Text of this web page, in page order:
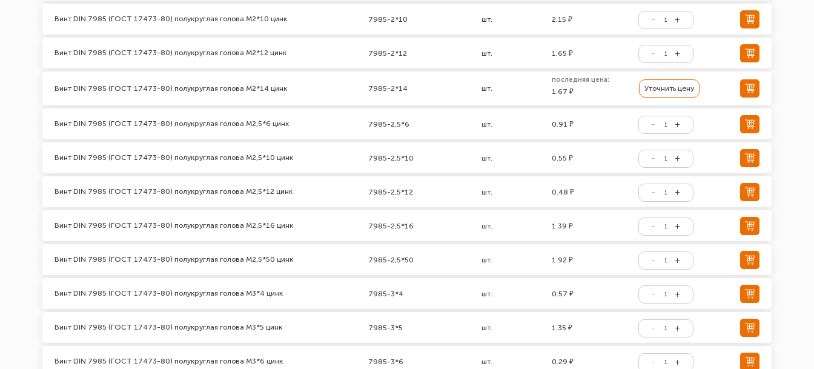
Винт DIN 7985 (ГОСТ 17473-80) полукруглая голова М2*10 цинк 7985-2*10 шт. 2.15 ₽
Винт DIN 7985 (ГОСТ 17473-80) полукруглая голова М2*12 цинк 7985-2*12 шт. 1.65 ₽
Винт DIN 7985 (ГОСТ 17473-80) полукруглая голова М2*14 цинк 7985-2*14 шт.
последняя цена:
1.67 ₽ Уточнить цену
Винт DIN 7985 (ГОСТ 17473-80) полукруглая голова М2,5*6 цинк 7985-2,5*6 шт. 0.91 ₽
Винт DIN 7985 (ГОСТ 17473-80) полукруглая голова М2,5*10 цинк 7985-2,5*10 шт. 0.55 ₽
Винт DIN 7985 (ГОСТ 17473-80) полукруглая голова М2,5*12 цинк 7985-2,5*12 шт. 0.48 ₽
Винт DIN 7985 (ГОСТ 17473-80) полукруглая голова М2,5*16 цинк 7985-2,5*16 шт. 1.39 ₽
Винт DIN 7985 (ГОСТ 17473-80) полукруглая голова М2,5*50 цинк 7985-2,5*50 шт. 1.92 ₽
Винт DIN 7985 (ГОСТ 17473-80) полукруглая голова М3*4 цинк 7985-3*4 шт. 0.57 ₽
Винт DIN 7985 (ГОСТ 17473-80) полукруглая голова М3*5 цинк 7985-3*5 шт. 1.35 ₽
Винт DIN 7985 (ГОСТ 17473-80) полукруглая голова М3*6 цинк 7985-3*6 шт. 0.29 ₽